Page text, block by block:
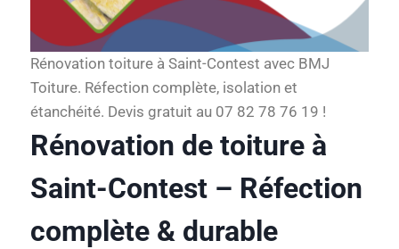
Rénovation toiture à Saint-Contest avec BMJ
Toiture. Réfection complète, isolation et
étanchéité. Devis gratuit au 07 82 78 76 19 !
Rénovation de toiture à
Saint-Contest – Réfection
complète & durable